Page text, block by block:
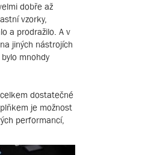
dobře až
vzorky,
a prodražilo. A v
jiných nástrojích
mnohdy
dostatečné
je možnost
performancí,